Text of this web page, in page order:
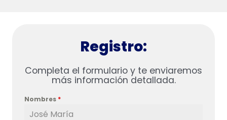
Registro:
Completa el formulario y te enviaremos
más información detallada.
Nombres *